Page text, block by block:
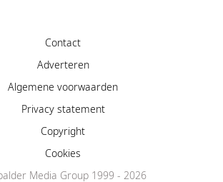
Contact
Adverteren
Algemene voorwaarden
Privacy statement
Copyright
Cookies
Media Group 1999 - 2026